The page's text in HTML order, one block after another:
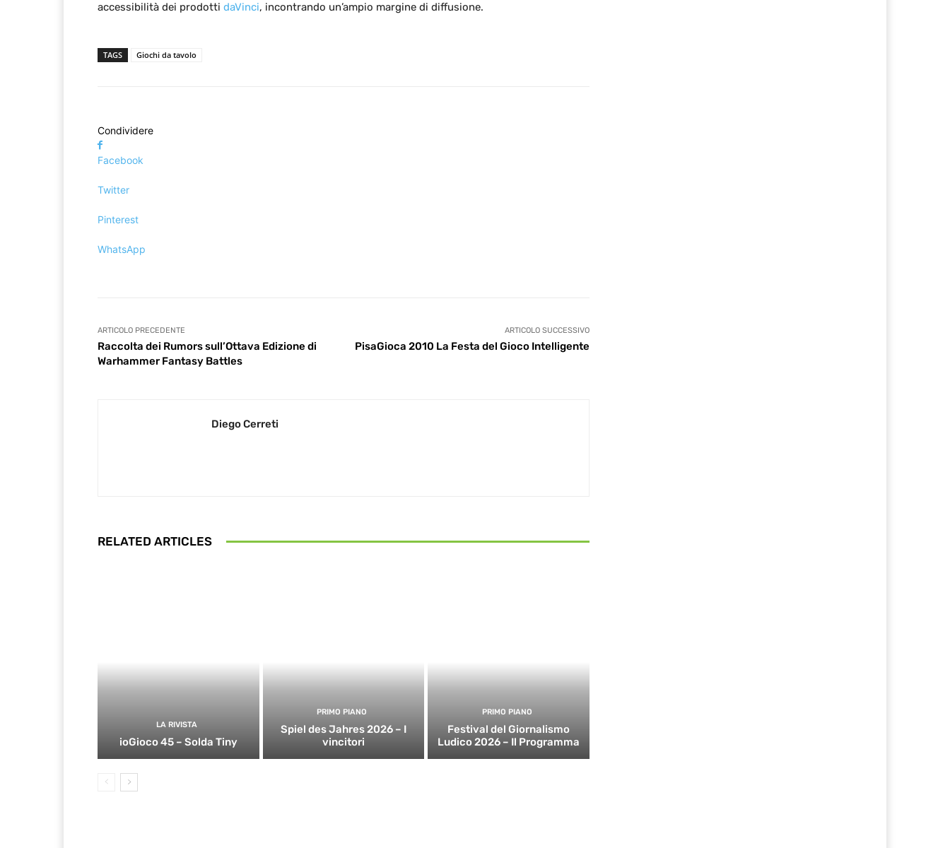
accessibilità dei prodotti daVinci, incontrando un’ampio margine di diffusione.
TAGS Giochi da tavolo
Condividere
Facebook
Twitter
Pinterest
WhatsApp
ARTICOLO PRECEDENTE
Raccolta dei Rumors sull’Ottava Edizione di
Warhammer Fantasy Battles
ARTICOLO SUCCESSIVO
PisaGioca 2010 La Festa del Gioco Intelligente
Diego Cerreti
RELATED ARTICLES
LA RIVISTA
ioGioco 45 – Solda Tiny
PRIMO PIANO
Spiel des Jahres 2026 – I
vincitori
PRIMO PIANO
Festival del Giornalismo
Ludico 2026 – Il Programma